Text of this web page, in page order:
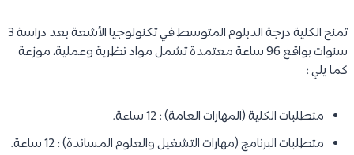
تمنح الكلية درجة الدبلوم المتوسط في تكنولوجيا الأشعة بعد دراسة 3
سنوات بواقع 96 ساعة معتمدة تشمل مواد نظرية وعملية، موزعة
كما يلي :
متطلبات الكلية (المهارات العامة) : 12 ساعة.
متطلبات البرنامج (مهارات التشغيل والعلوم المساندة) : 12 ساعة.